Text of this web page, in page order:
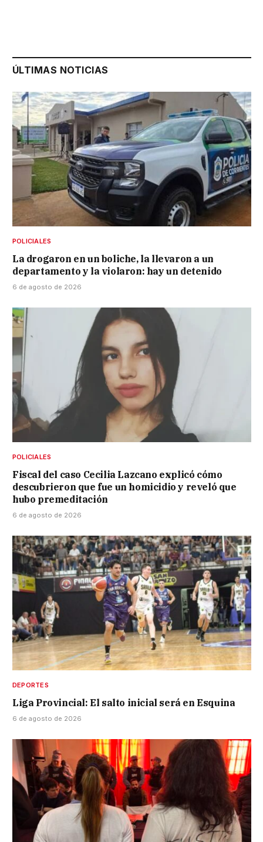
ÚLTIMAS NOTICIAS
POLICIALES
La drogaron en un boliche, la llevaron a un
departamento y la violaron: hay un detenido
6 de agosto de 2026
POLICIALES
Fiscal del caso Cecilia Lazcano explicó cómo
descubrieron que fue un homicidio y reveló que
hubo premeditación
6 de agosto de 2026
DEPORTES
Liga Provincial: El salto inicial será en Esquina
6 de agosto de 2026